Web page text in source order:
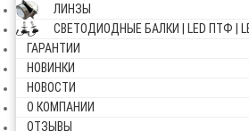
ЛИНЗЫ
СВЕТОДИОДНЫЕ БАЛКИ | LED ПТФ |
ГАРАНТИИ
НОВИНКИ
НОВОСТИ
О КОМПАНИИ
ОТЗЫВЫ